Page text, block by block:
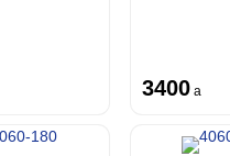
3400 a